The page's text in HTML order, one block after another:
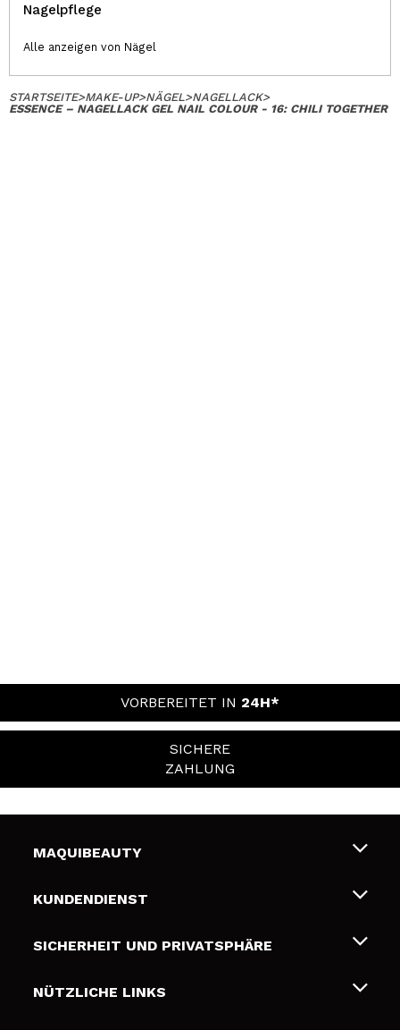
Nagelpflege
Alle anzeigen von Nägel
STARTSEITE>MAKE-UP>NÄGEL>NAGELLACK>
ESSENCE – NAGELLACK GEL NAIL COLOUR - 16: CHILI TOGETHER
VORBEREITET IN 24H*
SICHERE
ZAHLUNG
MAQUIBEAUTY
Über uns
Geschenkkarten
KUNDENDIENST
Liefer- und Versandkosten
Zahlung
SICHERHEIT UND PRIVATSPHÄRE
Bedingungen und Datenschutz
NÜTZLICHE LINKS